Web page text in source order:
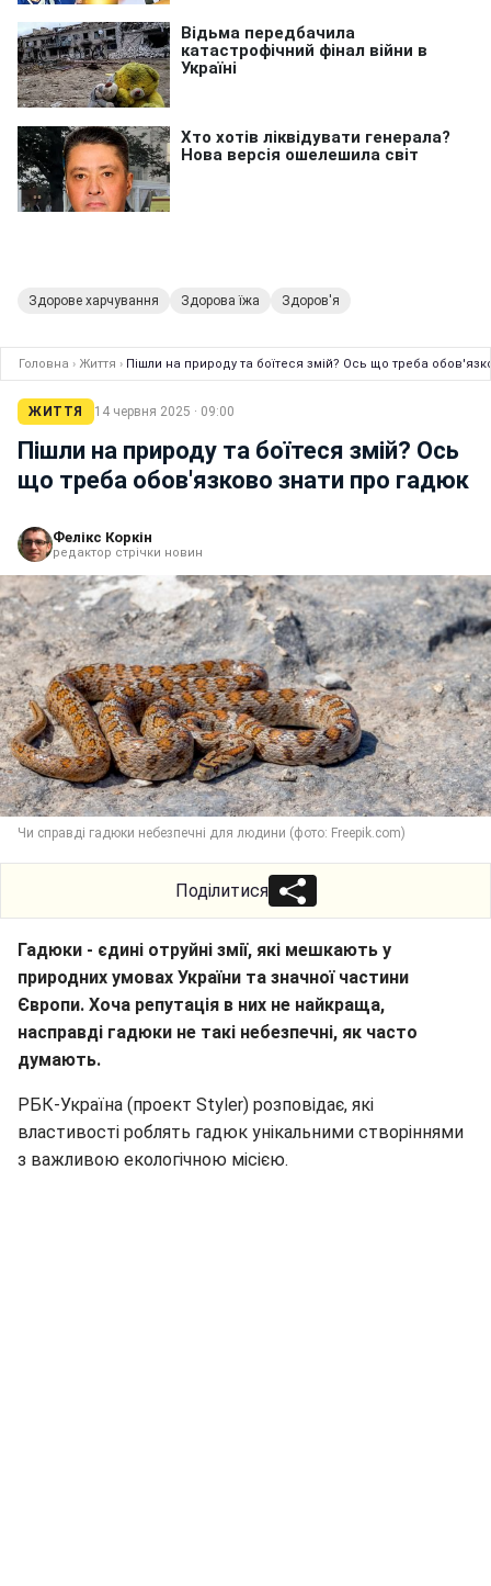
Здорове харчування Здорова їжа Здоров'я
Головна › Життя › Пішли на природу та боїтеся змій? Ось що треба
ЖИТТЯ 14 червня 2025 · 09:00
Пішли на природу та боїтеся змій? Ось
що треба обов'язково знати про гадюк
Фелікс Коркін
редактор стрічки новин
Чи справді гадюки небезпечні для людини (фото: Freepik.com)
Поділитися
Гадюки - єдині отруйні змії, які мешкають у
природних умовах України та значної частини
Європи. Хоча репутація в них не найкраща,
насправді гадюки не такі небезпечні, як часто
думають.
РБК-Україна (проект Styler) розповідає, які
властивості роблять гадюк унікальними створіннями
з важливою екологічною місією.